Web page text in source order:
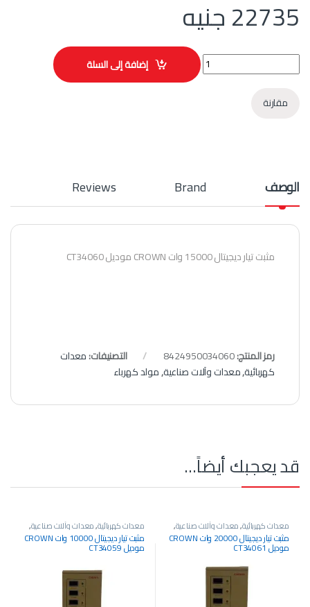
22735جنيه
مثبت تيار ديجيتال 15000 وات CROWN موديل CT34060 quantity إضافة إلى السلة
مقارنة
الوصف Brand
Reviews
مثبت تيار ديجيتال 15000 وات CROWN موديل CT34060
رمز المنتج:8424950034060 التصنيفات:معدات
كهربائية,معدات وآلات صناعية,مولد كهرباء
قد يعجبك أيضاً…
معدات كهربائية,معدات وآلات صناعية,
مولد كهرباء مثبت تيار ديجيتال 20000 وات CROWN
موديل CT34061
معدات كهربائية,معدات وآلات صناعية,
مولد كهرباء مثبت تيار ديجيتال 10000 وات CROWN
موديل CT34059